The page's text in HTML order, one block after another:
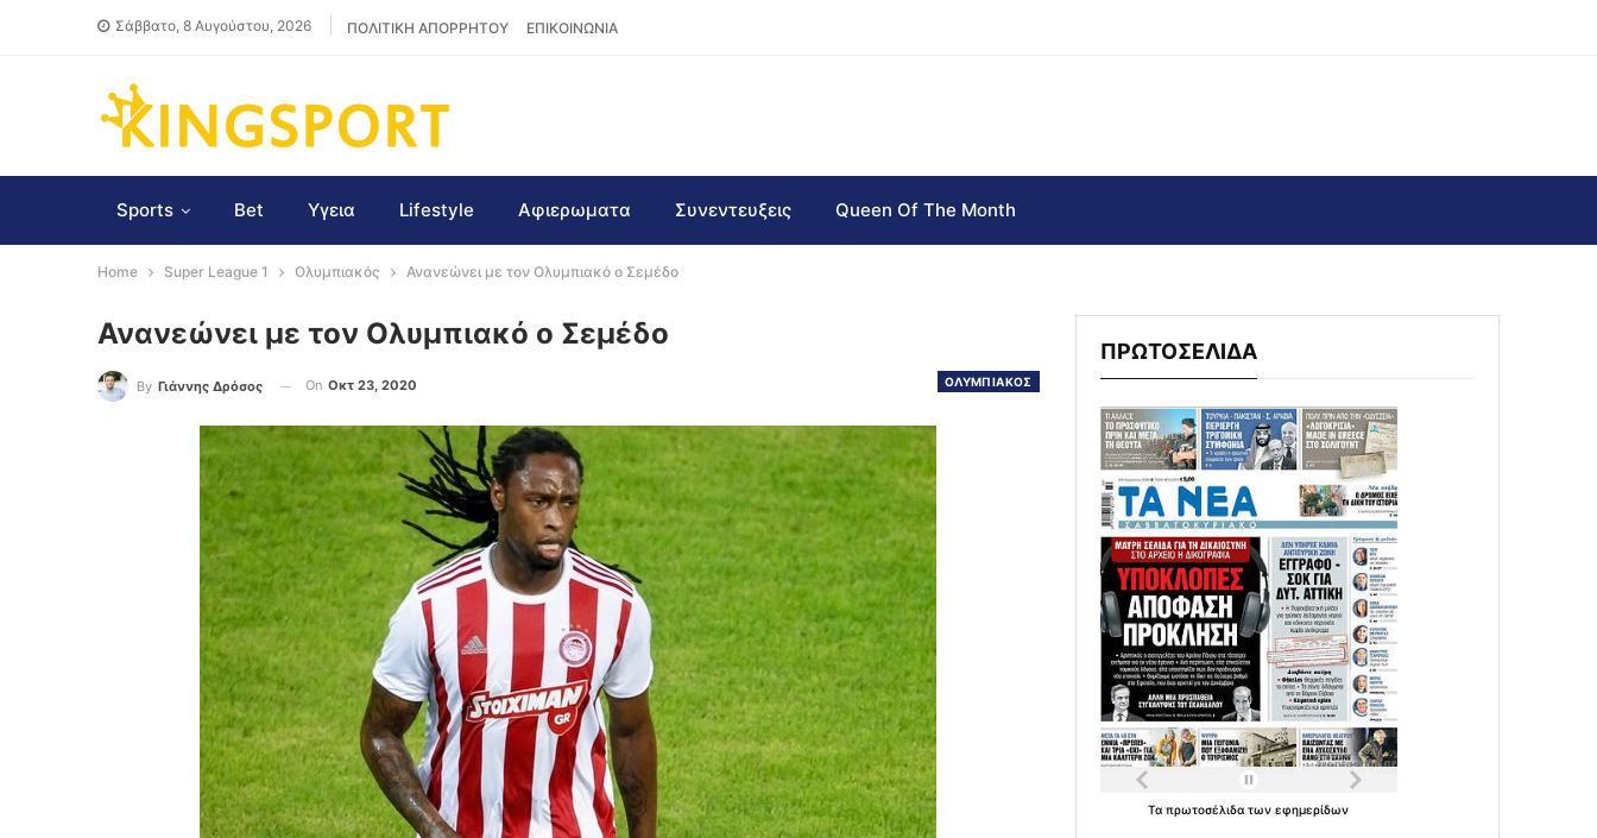
Σάββατο, 8 Αυγούστου, 2026 ΠΟΛΙΤΙΚΗ ΑΠΟΡΡΗΤΟΥ ΕΠΙΚΟΙΝΩΝΙΑ
Sports Bet Υγεια Lifestyle Αφιερωματα Συνεντευξεις Queen Of The Month
Home Super League 1 Ολυμπιακός Ανανεώνει με τον Ολυμπιακό ο Σεμέδο
Ανανεώνει με τον Ολυμπιακό ο Σεμέδο
ΟΛΥΜΠΙΑΚΟΣ
By Γιάννης Δρόσος On Οκτ 23, 2020
ΠΡΩΤΟΣΕΛΙΔΑ
Ταπρωτοσέλιδατωνεφημερίδων